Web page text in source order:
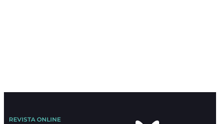
REVISTA ONLINE